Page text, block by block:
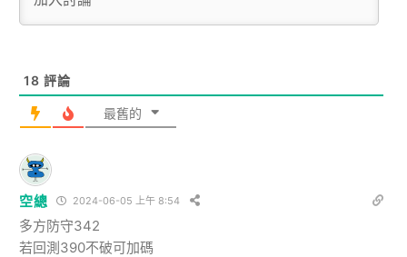
18 評論
最舊的
空總 2024-06-05 上午 8:54
多方防守342
若回測390不破可加碼